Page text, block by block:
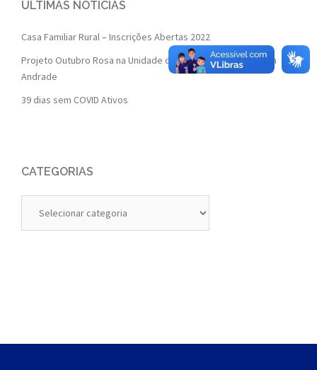
ÚLTIMAS NOTÍCIAS
Casa Familiar Rural – Inscrições Abertas 2022
Projeto Outubro Rosa na Unidade de Saúde da Família Isaura
Andrade
39 dias sem COVID Ativos
CATEGORIAS